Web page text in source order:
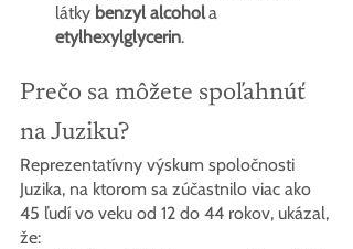
látky benzyl alcohola
etylhexylglycerin.
Prečo sa môžete spoľahnúť
na Juziku?
Reprezentatívny výskum spoločnosti
Juzika, na ktorom sa zúčastnilo viac ako
45 ľudí vo veku od 12 do 44 rokov, ukázal,
že: